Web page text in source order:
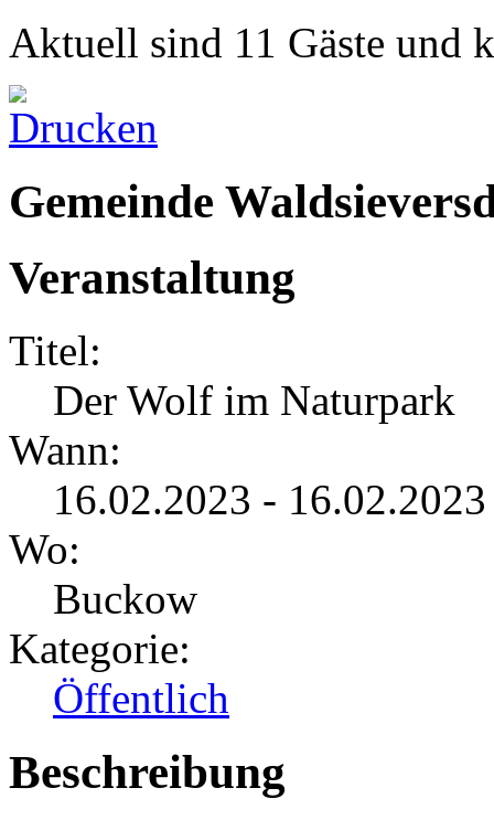
Aktuell sind 11 Gäste und
Gemeinde
Veranstaltung
Titel:
Der Wolf im Naturpark
Wann:
16.02.2023 -
Wo:
Buckow
Kategorie:
Öffentlich
Beschreibung